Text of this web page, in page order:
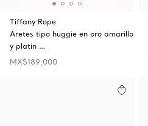
Tiffany Rope
Aretes tipo huggie en oro amarillo
y platin …
MX$189,000